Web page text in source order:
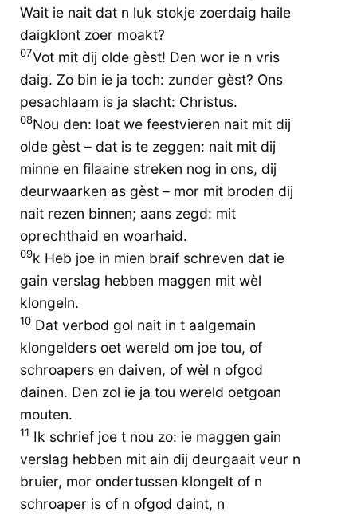
Wait ie nait dat n luk stokje zoerdaig haile
daigklont zoer moakt?
07Vot mit dij olde gèst! Den wor ie n vris
daig. Zo bin ie ja toch: zunder gèst? Ons
pesachlaam is ja slacht: Christus.
08Nou den: loat we feestvieren nait mit dij
olde gèst – dat is te zeggen: nait mit dij
minne en filaaine streken nog in ons, dij
deurwaarken as gèst – mor mit broden dij
nait rezen binnen; aans zegd: mit
oprechthaid en woarhaid.
09k Heb joe in mien braif schreven dat ie
gain verslag hebben maggen mit wèl
klongeln.
10 Dat verbod gol nait in t aalgemain
klongelders oet wereld om joe tou, of
schroapers en daiven, of wèl n ofgod
dainen. Den zol ie ja tou wereld oetgoan
mouten.
11 Ik schrief joe t nou zo: ie maggen gain
verslag hebben mit ain dij deurgaait veur n
bruier, mor ondertussen klongelt of n
schroaper is of n ofgod daint, n